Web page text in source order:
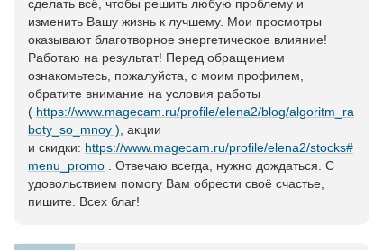
сделать всё, чтобы решить любую проблему и
изменить Вашу жизнь к лучшему. Мои просмотры
оказывают благотворное энергетическое влияние!
Работаю на результат! Перед обращением
ознакомьтесь, пожалуйста, с моим профилем,
обратите внимание на условия работы
( https://www.magecam.ru/profile/elena2/blog/algoritm_ra
boty_so_mnoy ) , акции
и скидки: https://www.magecam.ru/profile/elena2/stocks#
menu_promo . Отвечаю всегда, нужно дождаться. С
удовольствием помогу Вам обрести своё счастье,
пишите. Всех благ!